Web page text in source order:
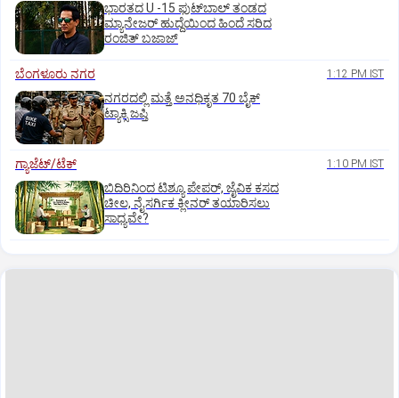
ಭಾರತದ U -15 ಫುಟ್‌ಬಾಲ್ ತಂಡದ
ಮ್ಯಾನೇಜರ್‌ ಹುದ್ದೆಯಿಂದ ಹಿಂದೆ ಸರಿದ
ರಂಜಿತ್‌ ಬಜಾಜ್‌
ಬೆಂಗಳೂರು ನಗರ 1:12 PM IST
ನಗರದಲ್ಲಿ ಮತ್ತೆ ಅನಧಿಕೃತ 70 ಬೈಕ್‌
ಟ್ಯಾಕ್ಸಿ ಜಪ್ತಿ
ಗ್ಯಾಜೆಟ್/ಟೆಕ್ 1:10 PM IST
ಬಿದಿರಿನಿಂದ ಟಿಶ್ಯೂ ಪೇಪರ್‌, ಜೈವಿಕ ಕಸದ
ಚೀಲ, ನೈಸರ್ಗಿಕ ಕ್ಲೀನರ್‌ ತಯಾರಿಸಲು
ಸಾಧ್ಯವೇ?